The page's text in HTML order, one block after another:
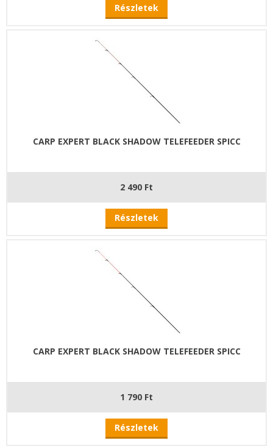
Részletek
CARP EXPERT BLACK SHADOW TELEFEEDER SPICC
2 490 Ft
Részletek
CARP EXPERT BLACK SHADOW TELEFEEDER SPICC
1 790 Ft
Részletek